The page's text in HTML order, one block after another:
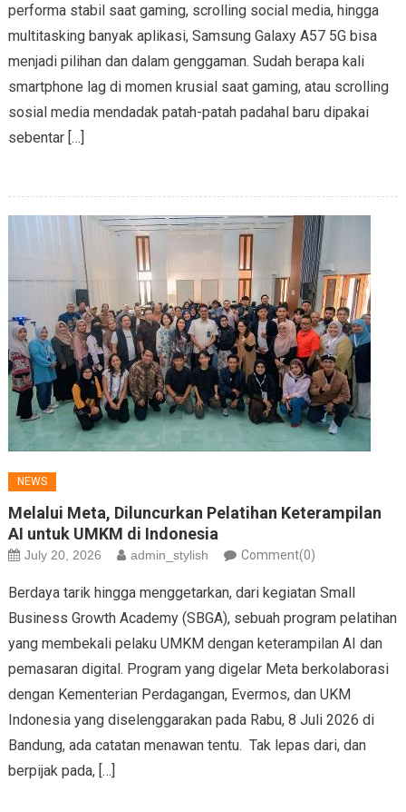
performa stabil saat gaming, scrolling social media, hingga
multitasking banyak aplikasi, Samsung Galaxy A57 5G bisa
menjadi pilihan dan dalam genggaman. Sudah berapa kali
smartphone lag di momen krusial saat gaming, atau scrolling
sosial media mendadak patah-patah padahal baru dipakai
sebentar […]
NEWS
Melalui Meta, Diluncurkan Pelatihan Keterampilan
AI untuk UMKM di Indonesia
July 20, 2026 admin_stylish Comment(0)
Berdaya tarik hingga menggetarkan, dari kegiatan Small
Business Growth Academy (SBGA), sebuah program pelatihan
yang membekali pelaku UMKM dengan keterampilan AI dan
pemasaran digital. Program yang digelar Meta berkolaborasi
dengan Kementerian Perdagangan, Evermos, dan UKM
Indonesia yang diselenggarakan pada Rabu, 8 Juli 2026 di
Bandung, ada catatan menawan tentu. Tak lepas dari, dan
berpijak pada, […]